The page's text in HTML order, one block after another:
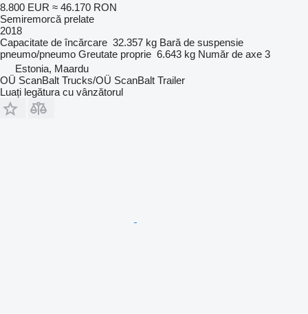
8.800 EUR ≈ 46.170 RON
Semiremorcă prelate
2018
Capacitate de încărcare 32.357 kg Bară de suspensie
pneumo/pneumo Greutate proprie 6.643 kg Număr de axe 3
Estonia, Maardu
OÜ ScanBalt Trucks/OÜ ScanBalt Trailer
Luați legătura cu vânzătorul